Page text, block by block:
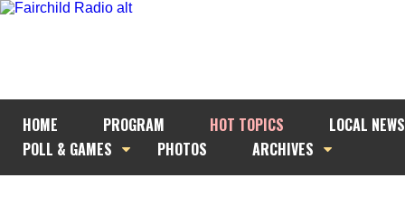
HOME PROGRAM HOT TOPICS
LOCAL NEWS
POLL & GAMES
PHOTOS ARCHIVES